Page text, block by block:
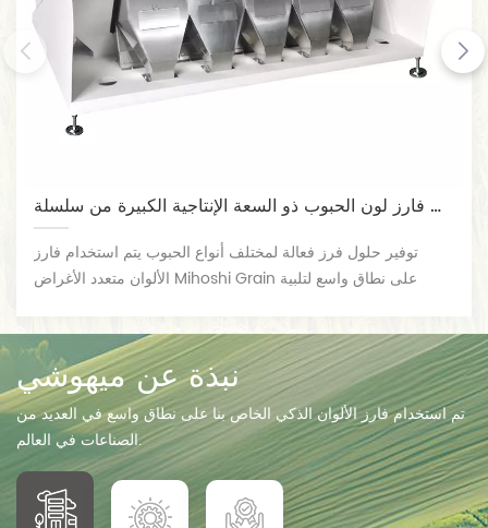
فارز لون الحبوب ذو السعة الإنتاجية الكبيرة من سلسلة MG
توفير حلول فرز فعالة لمختلف أنواع الحبوب يتم استخدام فارز
الألوان متعدد الأغراض Mihoshi Grain على نطاق واسع لتلبية
مثل الذرة والقمح وفول الصويا والفاصوليا الحمراء والفاصولياء
والعدس والفاصوليا البيضاء والفاصوليا اللبنية والفاصوليا العريضة
والحمص والفول السوداني والكينوا والدخن والسمسم والشوفان
والشعير، الشعير والذرة الرفيعة وما إلى ذلك. الإزالة الفعالة
للشوائب مثل الجزيئات التي تغير لونها، والجزيئات المتعفنة، وكتل
التربة، والأحجار الصغيرة، والزجاج، والمجففات، وما إلى ذلك. وتتميز
بخصائص نظام فرز مستقر عالي الدقة، وإنتاج عالي، وتوفير الطاقة،
وبسيط التشغيل والاستخدام المريح وعمر الخدمة الطويل.
نبذة عن ميهوشي
تم استخدام فارز الألوان الذكي الخاص بنا على نطاق واسع في العديد من
الصناعات في العالم.